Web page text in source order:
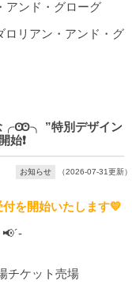
アンド・グローグ
リアン・アンド・グ
念╭Ꙭ╮ ”特別デザイン
始❗️
お知らせ （2026-07-31更新）
を開始いたします💛
チケット売場